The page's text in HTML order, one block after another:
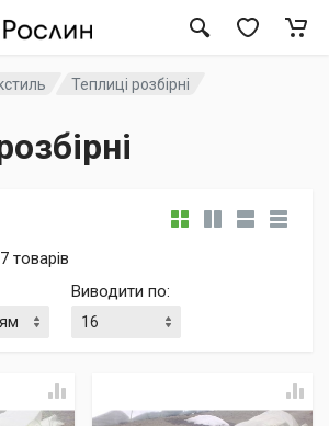
Теплиці розбірні
товарів
Виводити по: